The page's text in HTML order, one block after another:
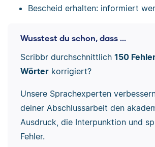
Bescheid erhalten: informiert
Wusstest du schon, dass ...
Scribbr durchschnittlich 150
Wörterkorrigiert?
Unsere Sprachexperten
deiner Abschlussarbeit den
Ausdruck, die Interpunktion und
Fehler.